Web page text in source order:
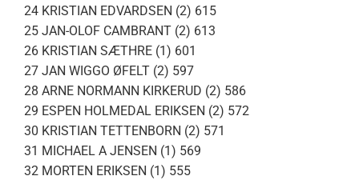
24 KRISTIAN EDVARDSEN (2) 615
25 JAN-OLOF CAMBRANT (2) 613
26 KRISTIAN SÆTHRE (1) 601
27 JAN WIGGO ØFELT (2) 597
28 ARNE NORMANN KIRKERUD (2) 586
29 ESPEN HOLMEDAL ERIKSEN (2) 572
30 KRISTIAN TETTENBORN (2) 571
31 MICHAEL A JENSEN (1) 569
32 MORTEN ERIKSEN (1) 555